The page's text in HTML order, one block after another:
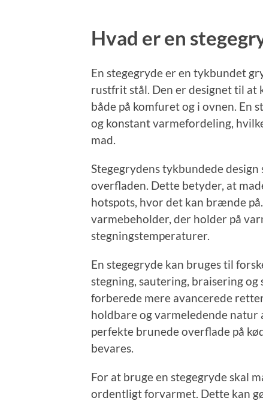
Hvad er en
En stegegryde er en tykbundet
rustfrit stål. Den er designet til at
både på komfuret og i ovnen. En
og konstant varmefordeling,
mad.
Stegegrydens tykbundede
overfladen. Dette betyder, at
hotspots, hvor det kan brænde
varmebeholder, der holder på
stegningstemperaturer.
En stegegryde kan bruges til
stegning, sautering, braisering
forberede mere avancerede
holdbare og varmeledende natur
perfekte brunede overflade på
bevares.
For at bruge en stegegryde skal
ordentligt forvarmet. Dette kan